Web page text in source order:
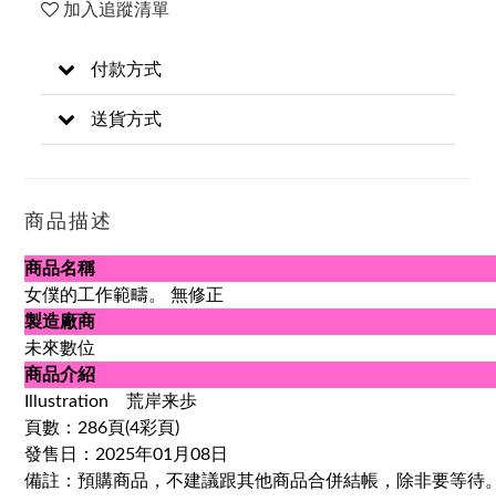
加入追蹤清單
付款方式
送貨方式
商品描述
商品名稱
女僕的工作範疇。 無修正
製造廠商
未來數位
商品介紹
Illustration 荒岸来歩
頁數：286頁(4彩頁)
發售日：2025年01月08日
備註：預購商品，不建議跟其他商品合併結帳，除非要等待